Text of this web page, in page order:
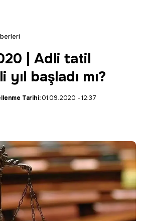
| Adli tatil
başladı mı?
Tarihi:01.09.2020 - 12:37